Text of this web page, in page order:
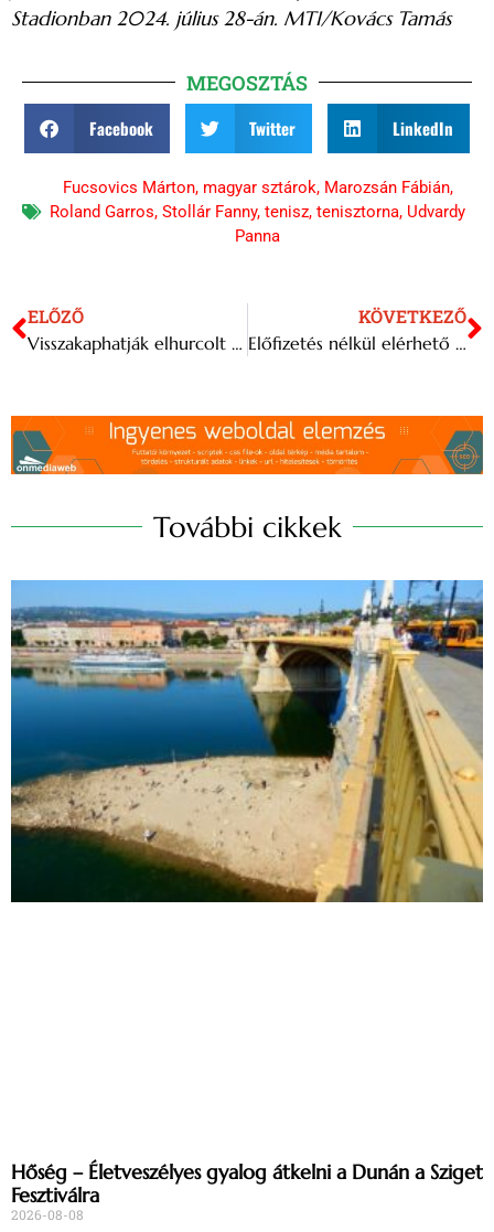
Stadionban 2024. július 28-án. MTI/Kovács Tamás
MEGOSZTÁS
Facebook Twitter LinkedIn
Fucsovics Márton, magyar sztárok, Marozsán Fábián,
Roland Garros, Stollár Fanny, tenisz, tenisztorna, Udvardy
Panna
ELŐZŐ
Visszakaphatják elhurcolt kincseiket a francia gyarmatok
KÖVETKEZŐ
Előfizetés nélkül elérhető A Király májusban az RTL+-on
További cikkek
Hőség – Életveszélyes gyalog átkelni a Dunán a Sziget
Fesztiválra
2026-08-08